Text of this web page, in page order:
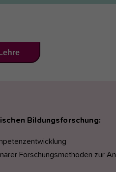
Bildungsforschung:
Forschungsmethoden zur